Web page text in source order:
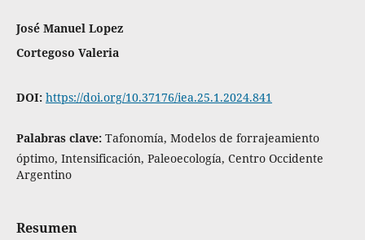
José Manuel Lopez
Cortegoso Valeria
DOI: https://doi.org/10.37176/iea.25.1.2024.841
Palabras clave: Tafonomía, Modelos de forrajeamiento
óptimo, Intensificación, Paleoecología, Centro Occidente
Argentino
Resumen